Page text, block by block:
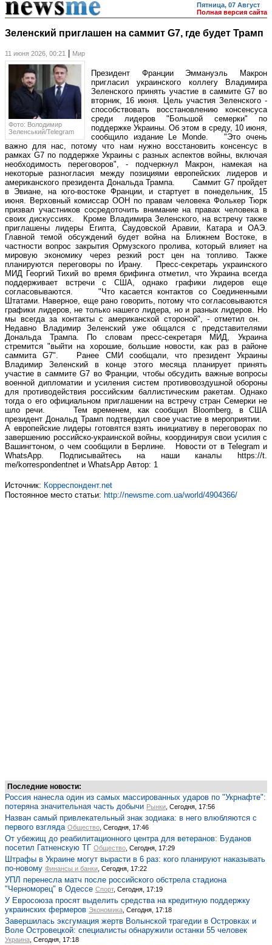
Пятница, 07 Август
Полная версия сайта
Зеленский приглашен на саммит G7, где будет Трамп
11 июня 2026, 00:21 Мир
Фото: Володимир
Зеленський/Telegram
Президент Франции Эммануэль Макрон
пригласил украинского коллегу Владимира
Зеленского принять участие в саммите G7 во
вторник, 16 июня. Цель участия Зеленского -
способствовать восстановлению консенсуса
среди лидеров "Большой семерки" по
поддержке Украины. Об этом в среду, 10 июня,
сообщило издание Le Monde. "Это очень
важно для нас, потому что нам нужно восстановить консенсус в
рамках G7 по поддержке Украины с разных аспектов войны, включая
необходимость переговоров", - подчеркнул Макрон, намекая на
некоторые разногласия между позициями европейских лидеров и
американского президента Дональда Трампа. Саммит G7 пройдет
в Эвиане, на юго-востоке Франции, и стартует в понедельник, 15
июня. Верховный комиссар ООН по правам человека Фолькер Тюрк
призвал участников сосредоточить внимание на правах человека в
своих дискуссиях. Кроме Владимира Зеленского, на встречу также
приглашены лидеры Египта, Саудовской Аравии, Катара и ОАЭ.
Главной темой обсуждений будет война на Ближнем Востоке, в
частности вопрос закрытия Ормузского пролива, который влияет на
мировую экономику через резкий рост цен на топливо. Также
планируются переговоры по Ирану. Пресс-секретарь украинского
МИД Георгий Тихий во время брифинга отметил, что Украина всегда
поддерживает встречи с США, однако графики лидеров еще
согласовываются. "Что касается контактов со Соединенными
Штатами. Наверное, еще рано говорить, потому что согласовываются
графики лидеров, не только нашего лидера, но и разных лидеров. Но
мы всегда за контакты с американской стороной", - отметил он.
Недавно Владимир Зеленский уже общался с представителями
Дональда Трампа. По словам пресс-секретаря МИД, Украина
стремится "выйти на хорошие, большие новости, как раз в районе
саммита G7". Ранее СМИ сообщали, что президент Украины
Владимир Зеленский в конце этого месяца планирует принять
участие в саммите G7 во Франции, чтобы обсудить важные вопросы
военной дипломатии и усиления систем противовоздушной обороны
для противодействия российским баллистическим ракетам. Однако
тогда о его официальном приглашении на встречу стран Семерки не
шло речи. Тем временем, как сообщил Bloomberg, в США
президент Дональд Трамп подтвердил свое участие в мероприятии.
А европейские лидеры готовятся взять инициативу в переговорах по
завершению российско-украинской войны, координируя свои усилия с
Вашингтоном, о чем сообщили в Берлине. Новости от в Telegram и
WhatsApp. Подписывайтесь на наши каналы https://t.
me/korrespondentnet и WhatsApp Автор: 1
Источник: Корреспондент.net
Постоянное место статьи: http://newsme.com.ua/world/4904366/
Последние новости:
Россия нанесла один из самых массированных ударов по "Укрнафте":
потеряна значительная часть добычи Рынки , Сегодня, 17:56
Назван самый привлекательный знак зодиака: в него влюбляются с
первого взгляда Общество , Сегодня, 17:46
От убежищ до реабилитационного центра для ветеранов: Буданов
посетил Гатненскую ТГ Общество , Сегодня, 17:29
Штрафы в Украине могут вырасти в 6 раз: кого планируют наказывать
по-новому Финансы и банки , Сегодня, 17:22
УПЛ перенесла матч после российского обстрела стадиона
"Черноморец" в Одессе Спорт, Сегодня, 17:19
У Евросоюза просят выделить средства на кредитную поддержку
украинских фермеров Экономика , Сегодня, 17:18
Завершилась эксгумация жертв Волынской трагедии в Островках и
Воле Островецкой: специалисты обнаружили останки 55 человек
Украина , Сегодня, 17:18